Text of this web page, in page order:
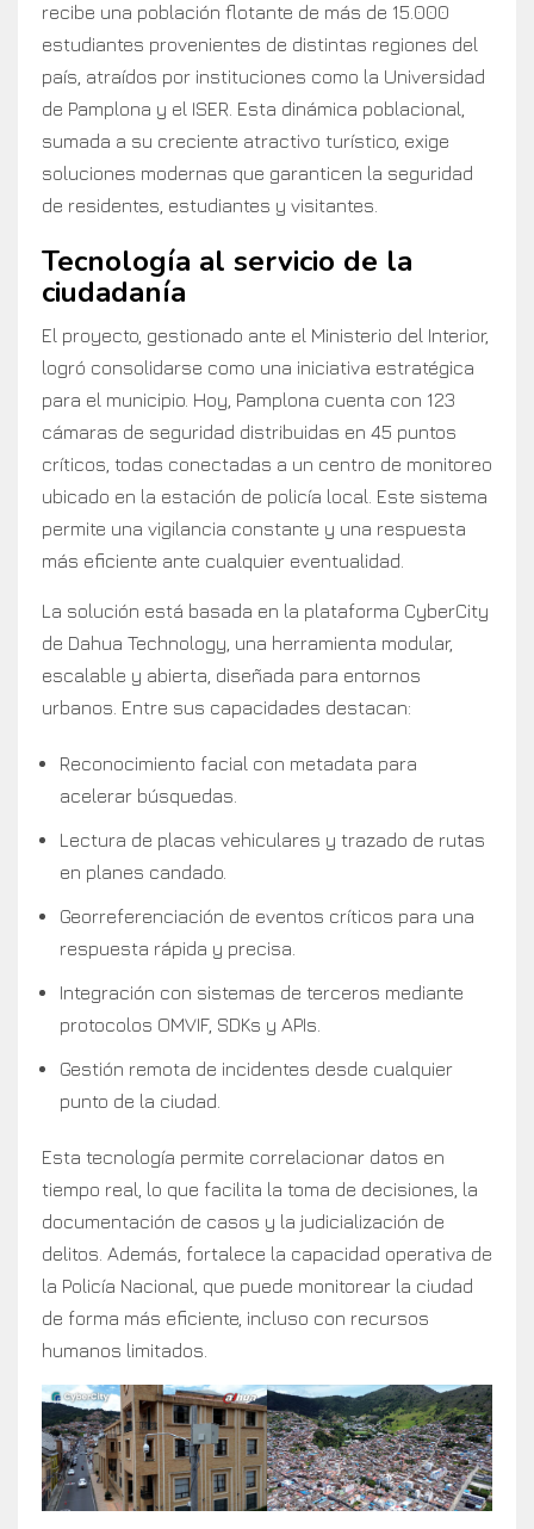
recibe una población flotante de más de 15.000
estudiantes provenientes de distintas regiones del
país, atraídos por instituciones como la Universidad
de Pamplona y el ISER. Esta dinámica poblacional,
sumada a su creciente atractivo turístico, exige
soluciones modernas que garanticen la seguridad
de residentes, estudiantes y visitantes.
Tecnología al servicio de la
ciudadanía
El proyecto, gestionado ante el Ministerio del Interior,
logró consolidarse como una iniciativa estratégica
para el municipio. Hoy, Pamplona cuenta con 123
cámaras de seguridad distribuidas en 45 puntos
críticos, todas conectadas a un centro de monitoreo
ubicado en la estación de policía local. Este sistema
permite una vigilancia constante y una respuesta
más eficiente ante cualquier eventualidad.
La solución está basada en la plataforma CyberCity
de Dahua Technology, una herramienta modular,
escalable y abierta, diseñada para entornos
urbanos. Entre sus capacidades destacan:
Reconocimiento facial con metadata para
acelerar búsquedas.
Lectura de placas vehiculares y trazado de rutas
en planes candado.
Georreferenciación de eventos críticos para una
respuesta rápida y precisa.
Integración con sistemas de terceros mediante
protocolos OMVIF, SDKs y APIs.
Gestión remota de incidentes desde cualquier
punto de la ciudad.
Esta tecnología permite correlacionar datos en
tiempo real, lo que facilita la toma de decisiones, la
documentación de casos y la judicialización de
delitos. Además, fortalece la capacidad operativa de
la Policía Nacional, que puede monitorear la ciudad
de forma más eficiente, incluso con recursos
humanos limitados.